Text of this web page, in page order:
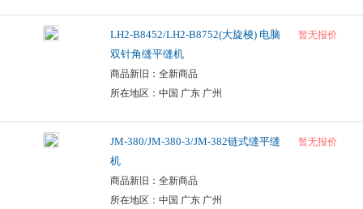
LH2-B8452/LH2-B8752(大旋梭) 电脑
双针角缝平缝机
商品新旧：全新商品
所在地区：中国 广东 广州
暂无报价
JM-380/JM-380-3/JM-382链式缝平缝
机
商品新旧：全新商品
所在地区：中国 广东 广州
暂无报价